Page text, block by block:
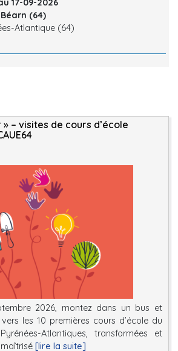
17-09-2026
(64)
Atlantique (64)
– visites de cours d’école
2026, montez dans un bus et
les 10 premières cours d’école du
Atlantiques, transformées et
[lire la suite]